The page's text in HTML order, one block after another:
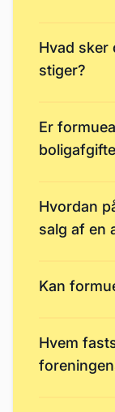
Hvad sker
stiger?
Er
Hvordan
salg af en
Kan
Hvem